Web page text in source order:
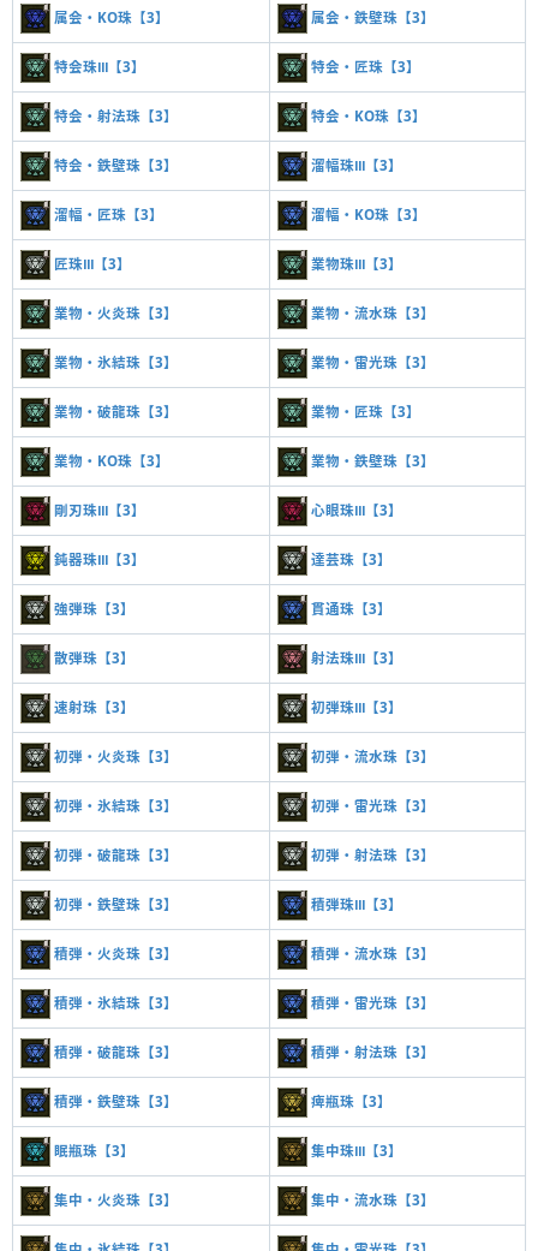
属会・KO珠【3】 属会・鉄壁珠【3】
特会珠Ⅲ【3】 特会・匠珠【3】
特会・射法珠【3】 特会・KO珠【3】
特会・鉄壁珠【3】 溜幅珠Ⅲ【3】
溜幅・匠珠【3】 溜幅・KO珠【3】
匠珠Ⅲ【3】 業物珠Ⅲ【3】
業物・火炎珠【3】 業物・流水珠【3】
業物・氷結珠【3】 業物・雷光珠【3】
業物・破龍珠【3】 業物・匠珠【3】
業物・KO珠【3】 業物・鉄壁珠【3】
剛刃珠Ⅲ【3】 心眼珠Ⅲ【3】
鈍器珠Ⅲ【3】 達芸珠【3】
強弾珠【3】 貫通珠【3】
散弾珠【3】 射法珠Ⅲ【3】
速射珠【3】 初弾珠Ⅲ【3】
初弾・火炎珠【3】 初弾・流水珠【3】
初弾・氷結珠【3】 初弾・雷光珠【3】
初弾・破龍珠【3】 初弾・射法珠【3】
初弾・鉄壁珠【3】 積弾珠Ⅲ【3】
積弾・火炎珠【3】 積弾・流水珠【3】
積弾・氷結珠【3】 積弾・雷光珠【3】
積弾・破龍珠【3】 積弾・射法珠【3】
積弾・鉄壁珠【3】 痺瓶珠【3】
眠瓶珠【3】 集中珠Ⅲ【3】
集中・火炎珠【3】 集中・流水珠【3】